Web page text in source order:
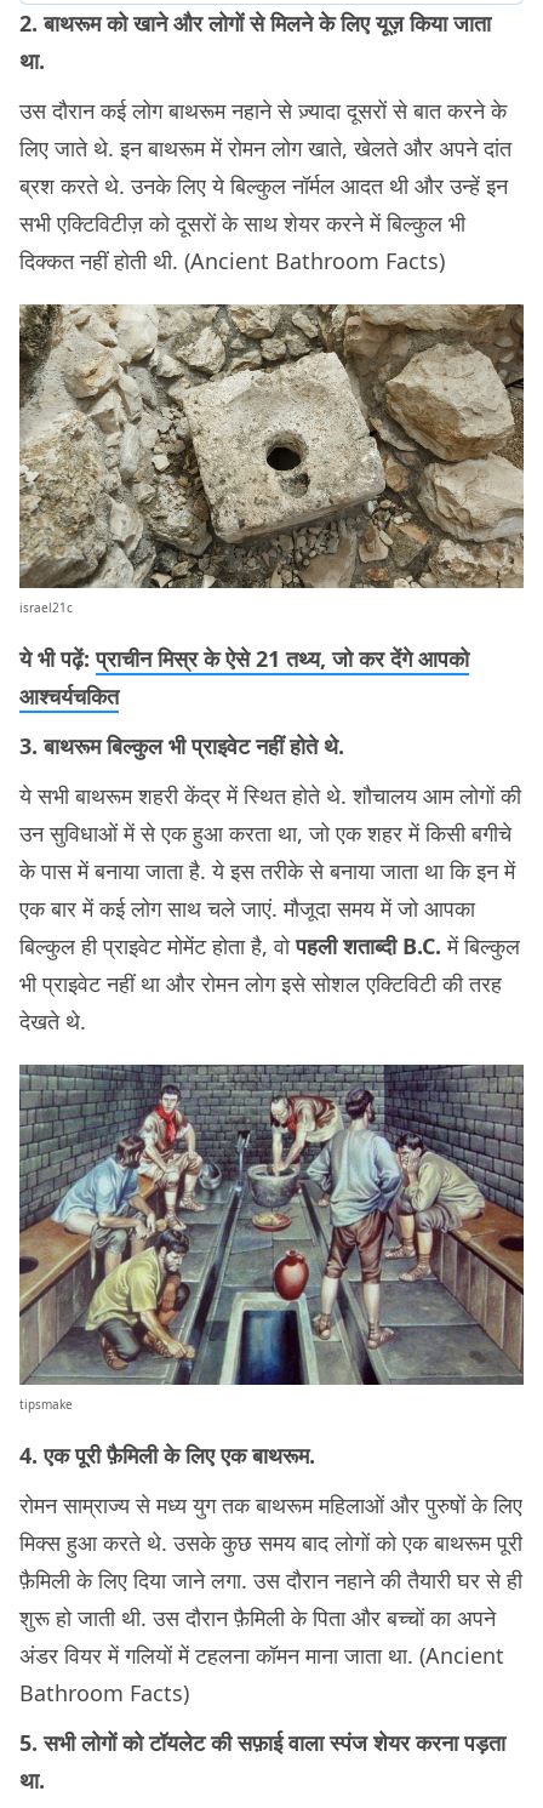
2. बाथरूम को खाने और लोगों से मिलने के लिए यूज़ किया जाता
था.
उस दौरान कई लोग बाथरूम नहाने से ज़्यादा दूसरों से बात करने के
लिए जाते थे. इन बाथरूम में रोमन लोग खाते, खेलते और अपने दांत
ब्रश करते थे. उनके लिए ये बिल्कुल नॉर्मल आदत थी और उन्हें इन
सभी एक्टिविटीज़ को दूसरों के साथ शेयर करने में बिल्कुल भी
दिक्कत नहीं होती थी. (Ancient Bathroom Facts)
israel21c
ये भी पढ़ें:प्राचीन मिस्र के ऐसे 21 तथ्य, जो कर देंगे आपको
आश्चर्यचकित
3. बाथरूम बिल्कुल भी प्राइवेट नहीं होते थे.
ये सभी बाथरूम शहरी केंद्र में स्थित होते थे. शौचालय आम लोगों की
उन सुविधाओं में से एक हुआ करता था, जो एक शहर में किसी बगीचे
के पास में बनाया जाता है. ये इस तरीके से बनाया जाता था कि इन में
एक बार में कई लोग साथ चले जाएं. मौजूदा समय में जो आपका
बिल्कुल ही प्राइवेट मोमेंट होता है, वोपहली शताब्दी B.C.में बिल्कुल
भी प्राइवेट नहीं था और रोमन लोग इसे सोशल एक्टिविटी की तरह
देखते थे.
tipsmake
4. एक पूरी फ़ैमिली के लिए एक बाथरूम.
रोमन साम्राज्य से मध्य युग तक बाथरूम महिलाओं और पुरुषों के लिए
मिक्स हुआ करते थे. उसके कुछ समय बाद लोगों को एक बाथरूम पूरी
फ़ैमिली के लिए दिया जाने लगा. उस दौरान नहाने की तैयारी घर से ही
शुरू हो जाती थी. उस दौरान फ़ैमिली के पिता और बच्चों का अपने
अंडर वियर में गलियों में टहलना कॉमन माना जाता था. (Ancient
Bathroom Facts)
5. सभी लोगों को टॉयलेट की सफ़ाई वाला स्पंज शेयर करना पड़ता
था.